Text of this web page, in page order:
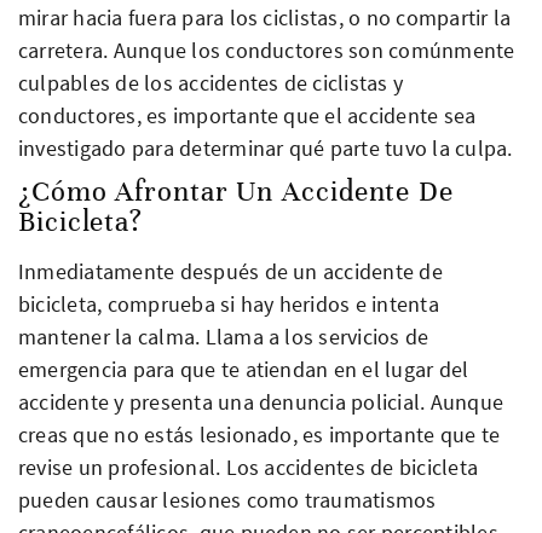
mirar hacia fuera para los ciclistas, o no compartir la
carretera. Aunque los conductores son comúnmente
culpables de los accidentes de ciclistas y
conductores, es importante que el accidente sea
investigado para determinar qué parte tuvo la culpa.
¿Cómo Afrontar Un Accidente De
Bicicleta?
Inmediatamente después de un accidente de
bicicleta, comprueba si hay heridos e intenta
mantener la calma. Llama a los servicios de
emergencia para que te atiendan en el lugar del
accidente y presenta una denuncia policial. Aunque
creas que no estás lesionado, es importante que te
revise un profesional. Los accidentes de bicicleta
pueden causar lesiones como traumatismos